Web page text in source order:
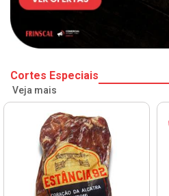
Cortes Especiais
Veja mais